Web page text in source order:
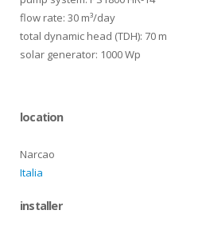
flow rate: 30 m³/day
total dynamic head (TDH): 70 m
solar generator: 1000 Wp
location
Narcao
Italia
installer